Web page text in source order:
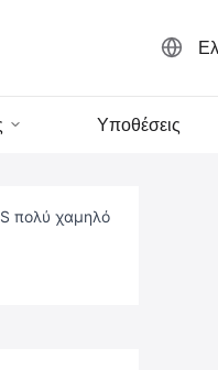
Υποθέσεις
πολύ χαμηλό